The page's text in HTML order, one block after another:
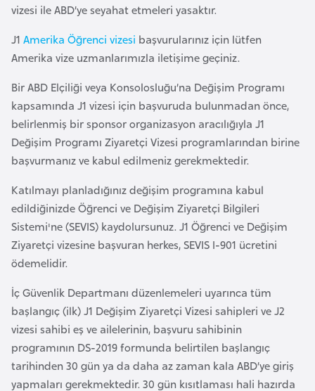
vizesi ile ABD’ye seyahat etmeleri yasaktır.
J1 Amerika Öğrenci vizesi başvurularınız için lütfen
Amerika vize uzmanlarımızla iletişime geçiniz.
Bir ABD Elçiliği veya Konsolosluğu’na Değişim Programı
kapsamında J1 vizesi için başvuruda bulunmadan önce,
belirlenmiş bir sponsor organizasyon aracılığıyla J1
Değişim Programı Ziyaretçi Vizesi programlarından birine
başvurmanız ve kabul edilmeniz gerekmektedir.
Katılmayı planladığınız değişim programına kabul
edildiğinizde Öğrenci ve Değişim Ziyaretçi Bilgileri
Sistemi'ne (SEVIS) kaydolursunuz. J1 Öğrenci ve Değişim
Ziyaretçi vizesine başvuran herkes, SEVIS I-901 ücretini
ödemelidir.
İç Güvenlik Departmanı düzenlemeleri uyarınca tüm
başlangıç (ilk) J1 Değişim Ziyaretçi Vizesi sahipleri ve J2
vizesi sahibi eş ve ailelerinin, başvuru sahibinin
programının DS-2019 formunda belirtilen başlangıç
tarihinden 30 gün ya da daha az zaman kala ABD’ye giriş
yapmaları gerekmektedir. 30 gün kısıtlaması hali hazırda
G
a
m
i
y
a
G
a
n
a
G
n
e
B
i
s